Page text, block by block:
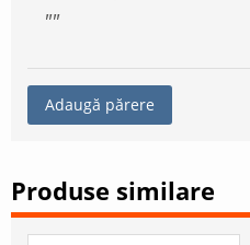
Adaugă părere
Produse similare